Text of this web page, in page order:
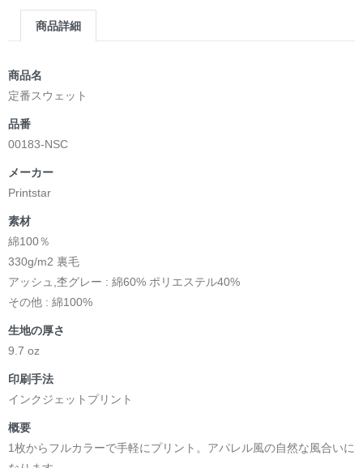
商品詳細
商品名
定番スウェット
品番
00183-NSC
メーカー
Printstar
素材
綿100％
330g/m2 裏毛
アッシュ,杢グレー : 綿60% ポリエステル40%
その他 : 綿100%
生地の厚さ
9.7 oz
印刷手法
インクジェットプリント
概要
1枚からフルカラーで手軽にプリント。アパレル風の自然な風合いに